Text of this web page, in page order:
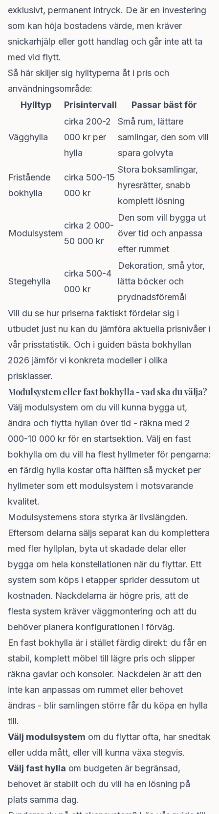
exklusivt, permanent intryck. De är en investering
som kan höja bostadens värde, men kräver
snickarhjälp eller gott handlag och går inte att ta
med vid flytt.
Så här skiljer sig hylltyperna åt i pris och
användningsområde:
Hylltyp
Prisintervall Passar bäst för
Vägghylla
cirka 200-2
000 kr per
hylla
Små rum, lättare
samlingar, den som vill
spara golvyta
Fristående
bokhylla
cirka 500-15
000 kr
Stora boksamlingar,
hyresrätter, snabb
komplett lösning
Modulsystem
cirka 2 000-
50 000 kr
Den som vill bygga ut
över tid och anpassa
efter rummet
Stegehylla
cirka 500-4
000 kr
Dekoration, små ytor,
lätta böcker och
prydnadsföremål
Vill du se hur priserna faktiskt fördelar sig i
utbudet just nu kan du jämföra aktuella prisnivåer i
vår prisstatistik. Och i guiden bästa bokhyllan
2026 jämför vi konkreta modeller i olika
prisklasser.
Modulsystem eller fast bokhylla - vad ska du välja?
Välj modulsystem om du vill kunna bygga ut,
ändra och flytta hyllan över tid - räkna med 2
000-10 000 kr för en startsektion. Välj en fast
bokhylla om du vill ha flest hyllmeter för pengarna:
en färdig hylla kostar ofta hälften så mycket per
hyllmeter som ett modulsystem i motsvarande
kvalitet.
Modulsystemens stora styrka är livslängden.
Eftersom delarna säljs separat kan du komplettera
med fler hyllplan, byta ut skadade delar eller
bygga om hela konstellationen när du flyttar. Ett
system som köps i etapper sprider dessutom ut
kostnaden. Nackdelarna är högre pris, att de
flesta system kräver väggmontering och att du
behöver planera konfigurationen i förväg.
En fast bokhylla är i stället färdig direkt: du får en
stabil, komplett möbel till lägre pris och slipper
räkna gavlar och konsoler. Nackdelen är att den
inte kan anpassas om rummet eller behovet
ändras - blir samlingen större får du köpa en hylla
till.
Välj modulsystem om du flyttar ofta, har snedtak
eller udda mått, eller vill kunna växa stegvis.
Välj fast hylla om budgeten är begränsad,
behovet är stabilt och du vill ha en lösning på
plats samma dag.